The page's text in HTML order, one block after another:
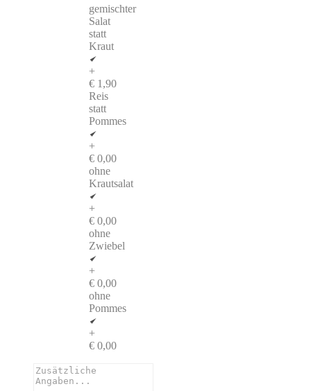
gemischter
Salat
statt
Kraut
+
€ 1,90
Reis
statt
Pommes
+
€ 0,00
ohne
Krautsalat
+
€ 0,00
ohne
Zwiebel
+
€ 0,00
ohne
Pommes
+
€ 0,00